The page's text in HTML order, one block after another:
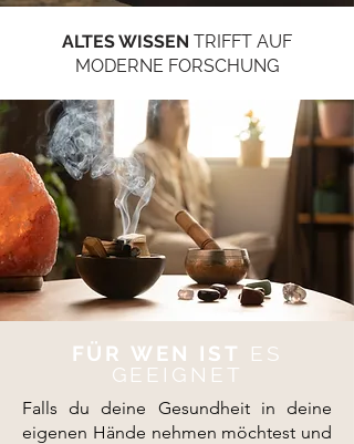
ALTES WISSEN TRIFFT AUF
MODERNE FORSCHUNG
FÜR WEN IST
ES
GEEIGNET
Falls du deine Gesundheit in deine
eigenen Hände nehmen möchtest und